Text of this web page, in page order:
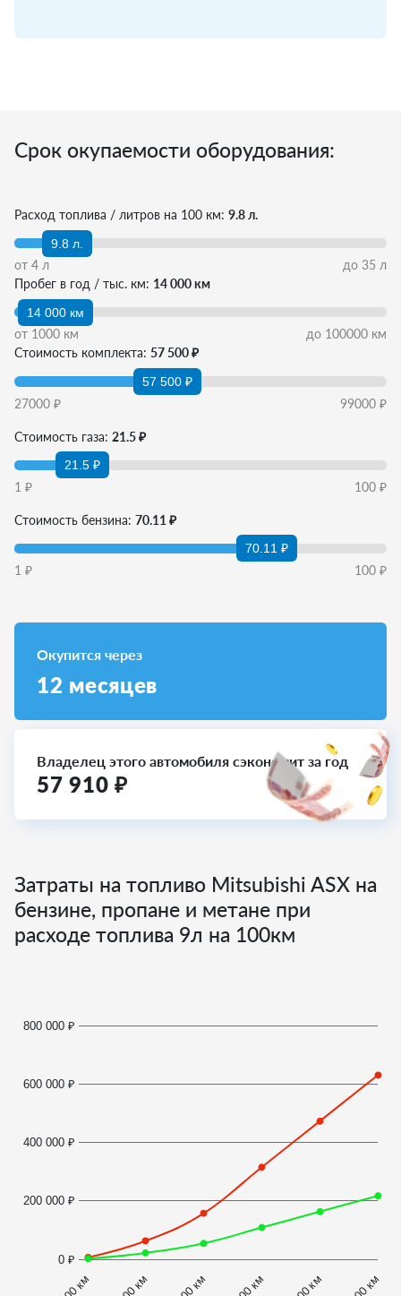
Срок окупаемости оборудования:
Расход топлива / литров на 100 км: 9.8 л.
9.8 л.
от 4 л до 35 л
Пробег в год / тыс. км: 14 000 км
14 000 км
от 1000 км до 100000 км
Стоимость комплекта: 57 500 ₽
57 500 ₽
27000 ₽ 99000 ₽
Стоимость газа: 21.5 ₽
21.5 ₽
1 ₽ 100 ₽
Стоимость бензина: 70.11 ₽
70.11 ₽
1 ₽ 100 ₽
Окупится через
12 месяцев
Владелец этого автомобиля сэкономит за год
57 910 ₽
Затраты на топливо Mitsubishi ASX на
бензине, пропане и метане при
расходе топлива 9л на 100км
0 ₽
200 000 ₽
400 000 ₽
600 000 ₽
800 000 ₽